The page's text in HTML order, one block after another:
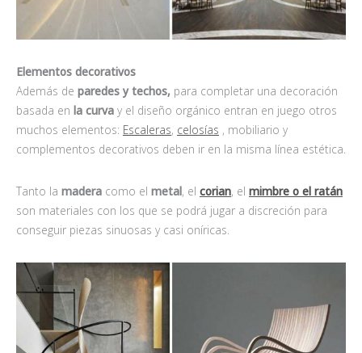
Elementos decorativos
Además de paredes y techos, para completar una decoración
basada en la curva y el diseño orgánico entran en juego otros
muchos elementos: Escaleras, celosías , mobiliario y
complementos decorativos deben ir en la misma línea estética.
Tanto la madera como el metal, el corian, el mimbre o el ratán
son materiales con los que se podrá jugar a discreción para
conseguir piezas sinuosas y casi oníricas.